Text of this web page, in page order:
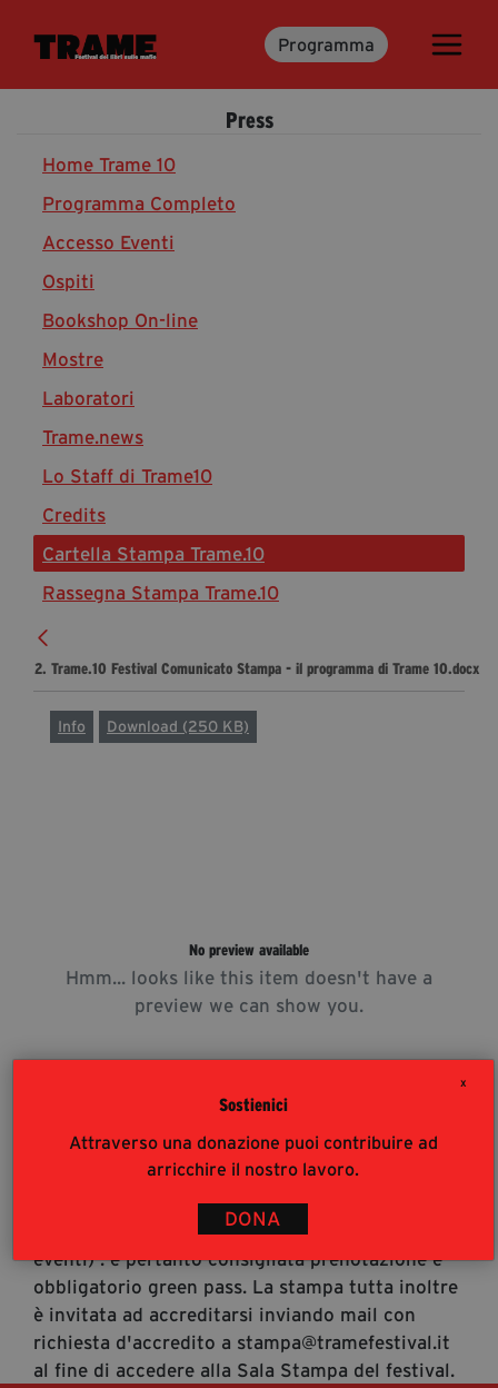
X
Sostienici
Attraverso una donazione puoi contribuire ad
arricchire il nostro lavoro.
DONA
Programma
Trame.15
Libri | Trame.15
Media & Press
News & Kit
Accrediti Stampa | Trame.15
Cartella Stampa
Rassegna Stampa
Partecipa
Diventa Partner
Sostienici
Fondazione Trame
La fondazione 2025
Civico Trame
Contatti
segreteria@tramefestival.it
Press
2. Trame.10 Festival Comunicato Stampa - il programma di Trame 10.docx
Info Download (250 KB)
No preview available
Hmm... looks like this item doesn't have a
preview we can show you.
Accrediti Stampa
Accrediti Stampa. L'accesso al festival ai
giornalisti risponde alle modalità di accesso del
pubblico (https://www.tramefestival.it/accesso-
eventi) : è pertanto consigliata prenotazione e
obbligatorio green pass. La stampa tutta inoltre
è invitata ad accreditarsi inviando mail con
richiesta d'accredito a stampa@tramefestival.it
al fine di accedere alla Sala Stampa del festival.
Home Trame 10
Programma Completo
Accesso Eventi
Ospiti
Bookshop On-line
Mostre
Laboratori
Trame.news
Lo Staff di Trame10
Credits
Cartella Stampa Trame.10
Rassegna Stampa Trame.10